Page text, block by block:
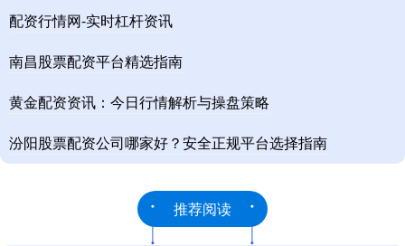
配资行情网-实时杠杆资讯
南昌股票配资平台精选指南
黄金配资资讯：今日行情解析与操盘策略
汾阳股票配资公司哪家好？安全正规平台选择指南
推荐阅读